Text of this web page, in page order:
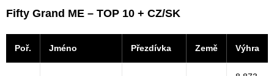
Fifty Grand ME – TOP 10 + CZ/SK
Poř. Jméno Přezdívka Země Výhra